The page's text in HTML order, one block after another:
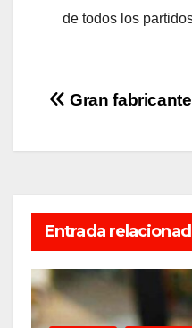
de todos los
de
Gran
Entrada